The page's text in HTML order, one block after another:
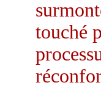
touché